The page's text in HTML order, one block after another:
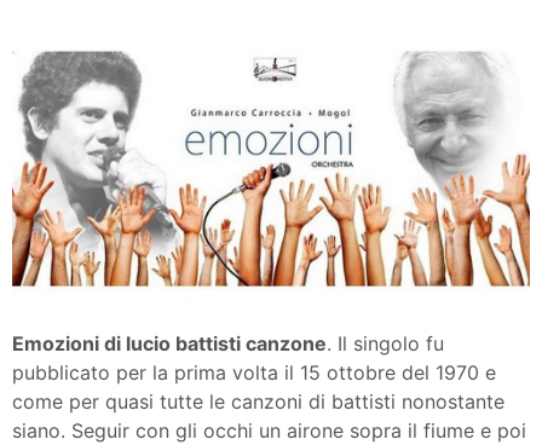
Emozioni di lucio battisti canzone. Il singolo fu
pubblicato per la prima volta il 15 ottobre del 1970 e
come per quasi tutte le canzoni di battisti nonostante
siano. Seguir con gli occhi un airone sopra il fiume e poi